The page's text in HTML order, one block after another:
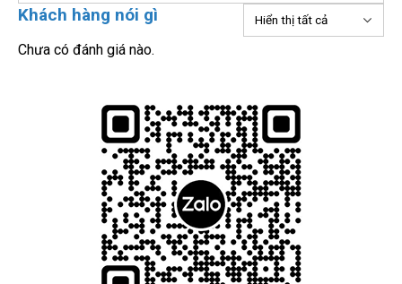
Khách hàng nói gì
Chưa có đánh giá nào.